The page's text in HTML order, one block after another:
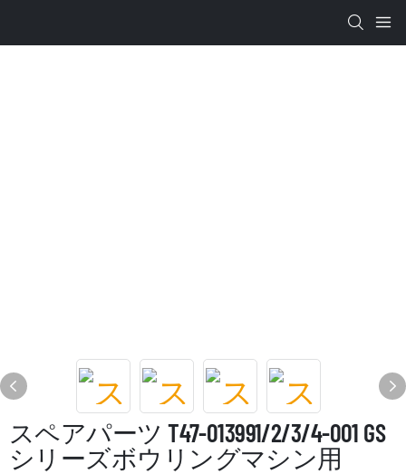
スペアパーツ T47-013991/2/3/4-001 GS
シリーズボウリングマシン用